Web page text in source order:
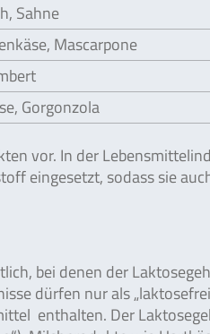
Sahne
Mascarpone
Gorgonzola
vor. In der
eingesetzt, sodass sie
bei denen der
dürfen nur als
enthalten. Der